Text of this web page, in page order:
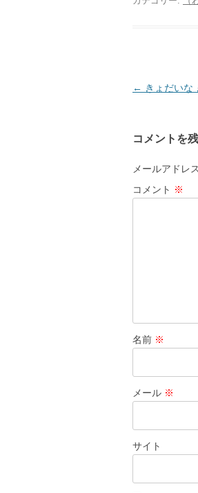
投
ビ
ゲ
ー
← きょだいな
コメントを
メールアドレ
コメント ※
名前 ※
メール ※
サイト